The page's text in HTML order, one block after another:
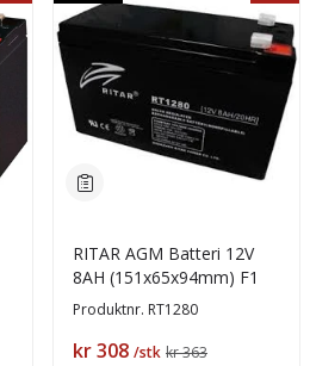
RITAR AGM Batteri 12V
8AH (151x65x94mm) F1
Produktnr. RT1280
Pris
kr 308 /stk kr 363